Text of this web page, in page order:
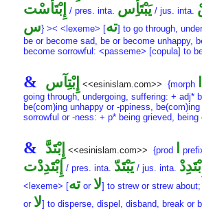
إِبْتَأَسْت / pres. inta. يَبْتَأِس / jus. inta.
س} >< <lexeme> [ته] to go through,
be or become sad, be or become unhappy,
become sorrowful: <passeme> [copula] to
& إِبْتِآس <<esinislam.com>> {morph
going through, undergoing, suffering: + adj*
be(com)ing unhappy or -ppiness,
sorrowful or -ness: + p* being grieved, being
& إِبْتَدَّ <<esinislam.com>> {prod
إِبْتَدِدْت / pres. inta. يَبْتَدّ / jus. inta. إِبْتَدِدْ
<lexeme> [تهor لا] to strew or strew
or لا] to disperse, dispel, disband, break or